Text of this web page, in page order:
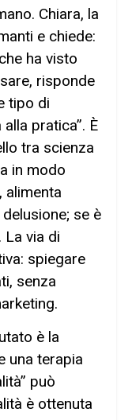
Chiara, la
e chiede:
ha visto
risponde
tipo di
pratica”. È
tra scienza
in modo
alimenta
se è
via di
spiegare
senza
è la
una terapia
può
è ottenuta